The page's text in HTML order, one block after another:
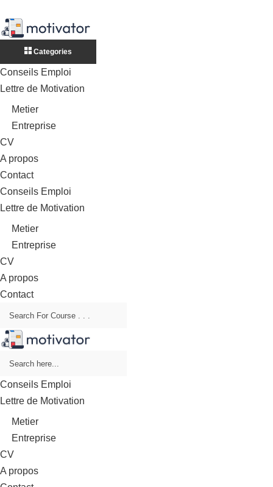
Categories
Conseils Emploi
Lettre de Motivation
Metier
Entreprise
CV
A propos
Contact
Conseils Emploi
Lettre de Motivation
Metier
Entreprise
CV
A propos
Contact
Conseils Emploi
Lettre de Motivation
Metier
Entreprise
CV
A propos